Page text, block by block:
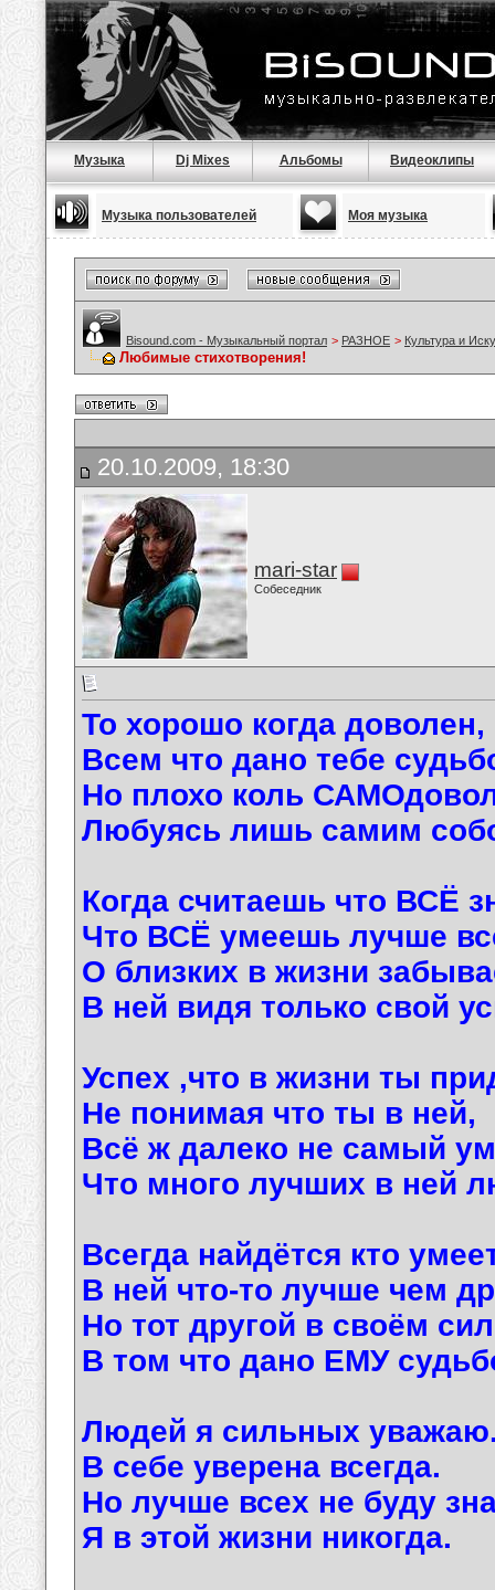
Музыка Dj Mixes Альбомы Видеоклипы
Музыка пользователей Моя музыка
Bisound.com - Музыкальный портал > РАЗНОЕ > Культура и
Любимые стихотворения!
20.10.2009, 18:30
mari-star
Собеседник
То хорошо когда доволен,
Всем что дано тебе
Но плохо коль
Любуясь лишь самим
Когда считаешь что ВСЁ
Что ВСЁ умеешь лучше
О близких в жизни
В ней видя только свой
Успех ,что в жизни ты
Не понимая что ты в ней,
Всё ж далеко не самый
Что много лучших в ней
Всегда найдётся кто
В ней что-то лучше чем
Но тот другой в своём
В том что дано ЕМУ
Людей я сильных
В себе уверена всегда.
Но лучше всех не буду
Я в этой жизни никогда.